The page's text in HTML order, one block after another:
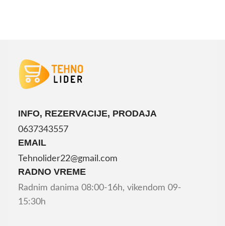
INFO, REZERVACIJE, PRODAJA
0637343557
EMAIL
Tehnolider22@gmail.com
RADNO VREME
Radnim danima 08:00-16h, vikendom 09-
15:30h